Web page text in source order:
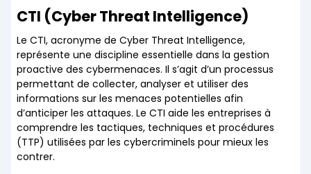
CTI (Cyber Threat Intelligence)
Le CTI, acronyme de Cyber Threat Intelligence,
représente une discipline essentielle dans la gestion
proactive des cybermenaces. Il s’agit d’un processus
permettant de collecter, analyser et utiliser des
informations sur les menaces potentielles afin
d’anticiper les attaques. Le CTI aide les entreprises à
comprendre les tactiques, techniques et procédures
(TTP) utilisées par les cybercriminels pour mieux les
contrer.